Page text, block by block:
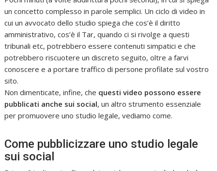
un concetto complesso in parole semplici. Un ciclo di video in
cui un avvocato dello studio spiega che cos’è il diritto
amministrativo, cos’è il Tar, quando ci si rivolge a questi
tribunali etc, potrebbero essere contenuti simpatici e che
potrebbero riscuotere un discreto seguito, oltre a farvi
conoscere e a portare traffico di persone profilate sul vostro
sito.
Non dimenticate, infine, che questi video possono essere
pubblicati anche sui social, un altro strumento essenziale
per promuovere uno studio legale, vediamo come.
Come pubblicizzare uno studio legale
sui social